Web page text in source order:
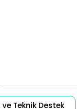
Teknik Destek